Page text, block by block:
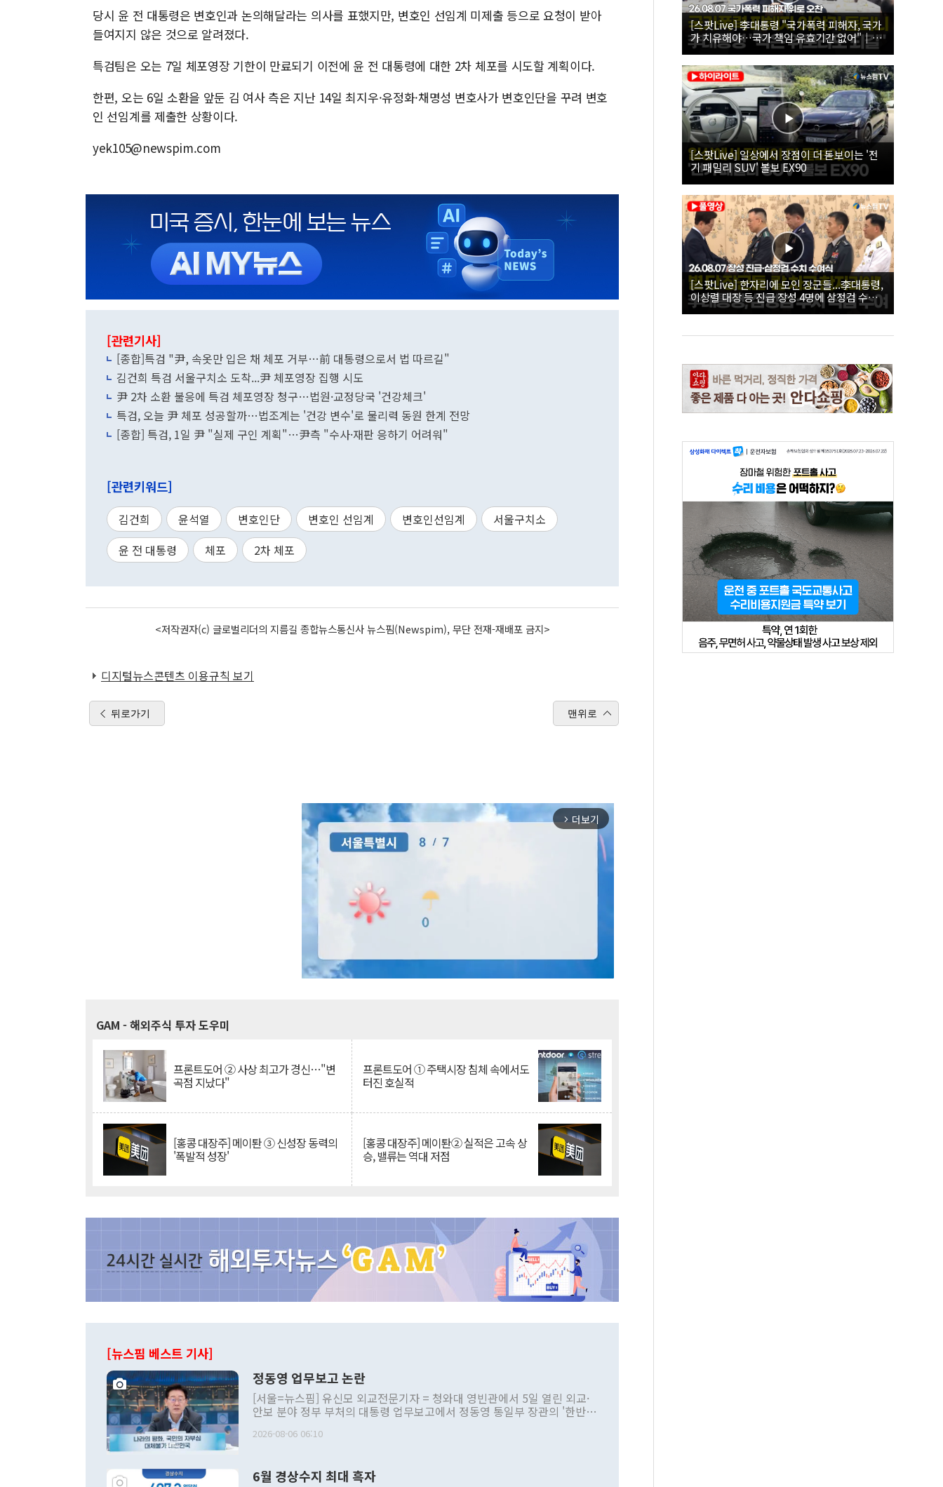
당시 윤 전 대통령은 변호인과 논의해달라는 의사를 표했지만, 변호인 선임계 미제출 등으로 요청이 받아
들여지지 않은 것으로 알려졌다.
특검팀은 오는 7일 체포영장 기한이 만료되기 이전에 윤 전 대통령에 대한 2차 체포를 시도할 계획이다.
한편, 오는 6일 소환을 앞둔 김 여사 측은 지난 14일 최지우·유정화·채명성 변호사가 변호인단을 꾸려 변호
인 선임계를 제출한 상황이다.
yek105@newspim.com
[관련기사]
[종합]특검 "尹, 속옷만 입은 채 체포 거부…前 대통령으로서 법 따르길"
김건희 특검 서울구치소 도착...尹 체포영장 집행 시도
尹 2차 소환 불응에 특검 체포영장 청구…법원·교정당국 '건강체크'
특검, 오늘 尹 체포 성공할까…법조계는 '건강 변수'로 물리력 동원 한계 전망
[종합] 특검, 1일 尹 "실제 구인 계획"…尹측 "수사·재판 응하기 어려워"
[관련키워드]
김건희 윤석열 변호인단 변호인 선임계 변호인선임계
서울구치소
윤 전 대통령
체포 2차 체포
<저작권자(c) 글로벌리더의 지름길 종합뉴스통신사 뉴스핌(Newspim), 무단 전재-재배포 금지>
디지털뉴스콘텐츠 이용규칙 보기
뒤로가기 맨위로
arrow_forward_ios 더보기
GAM - 해외주식 투자 도우미
프론트도어 ② 사상 최고가 경신…"변
곡점 지났다"
프론트도어 ① 주택시장 침체 속에서도
터진 호실적
[홍콩 대장주] 메이퇀 ③ 신성장 동력의
'폭발적 성장'
[홍콩 대장주] 메이퇀② 실적은 고속 상
승, 밸류는 역대 저점
[뉴스핌 베스트 기사]
정동영 업무보고 논란
[서울=뉴스핌] 유신모 외교전문기자 = 청와대 영빈관에서 5일 열린 외교·
안보 분야 정부 부처의 대통령 업무보고에서 정동영 통일부 장관의 '한반도
발언 중에는 정부 내 조율을 거치지 않은 사안을 정책으로 추진하겠다고 공
주의적 희망에 근거한 비현실적 구상'이라는 비판을 내놨다. 그동안 정 장
2026-08-06 06:10
6월 경상수지 최대 흑자
[스팟Live] 李대통령 "국가폭력 피해자, 국가
가 치유해야…국가 책임 유효기간 없어"｜
26.08.07 국가폭력 피해자 위로 오찬
[스팟Live] 일상에서 장점이 더 돋보이는 '전
기 패밀리 SUV' 볼보 EX90
[스팟Live] 한자리에 모인 장군들...李대통령,
이상렬 대장 등 진급 장성 4명에 삼정검 수치
직접 수여｜26.08.07 장성 진급·삼정검 수치